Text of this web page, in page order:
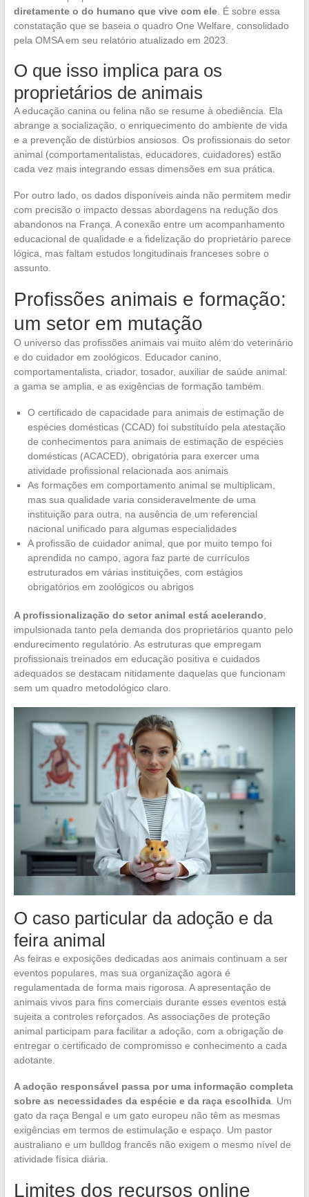
diretamente o do humano que vive com ele. É sobre essa
constatação que se baseia o quadro One Welfare, consolidado
pela OMSA em seu relatório atualizado em 2023.
O que isso implica para os
proprietários de animais
A educação canina ou felina não se resume à obediência. Ela
abrange a socialização, o enriquecimento do ambiente de vida
e a prevenção de distúrbios ansiosos. Os profissionais do setor
animal (comportamentalistas, educadores, cuidadores) estão
cada vez mais integrando essas dimensões em sua prática.
Por outro lado, os dados disponíveis ainda não permitem medir
com precisão o impacto dessas abordagens na redução dos
abandonos na França. A conexão entre um acompanhamento
educacional de qualidade e a fidelização do proprietário parece
lógica, mas faltam estudos longitudinais franceses sobre o
assunto.
Profissões animais e formação:
um setor em mutação
O universo das profissões animais vai muito além do veterinário
e do cuidador em zoológicos. Educador canino,
comportamentalista, criador, tosador, auxiliar de saúde animal:
a gama se amplia, e as exigências de formação também.
O certificado de capacidade para animais de estimação de
espécies domésticas (CCAD) foi substituído pela atestação
de conhecimentos para animais de estimação de espécies
domésticas (ACACED), obrigatória para exercer uma
atividade profissional relacionada aos animais
As formações em comportamento animal se multiplicam,
mas sua qualidade varia consideravelmente de uma
instituição para outra, na ausência de um referencial
nacional unificado para algumas especialidades
A profissão de cuidador animal, que por muito tempo foi
aprendida no campo, agora faz parte de currículos
estruturados em várias instituições, com estágios
obrigatórios em zoológicos ou abrigos
A profissionalização do setor animal está acelerando
impulsionada tanto pela demanda dos proprietários quanto pelo
endurecimento regulatório. As estruturas que empregam
profissionais treinados em educação positiva e cuidados
adequados se destacam nitidamente daquelas que funcionam
sem um quadro metodológico claro.
O caso particular da adoção e da
feira animal
As feiras e exposições dedicadas aos animais continuam a ser
eventos populares, mas sua organização agora é
regulamentada de forma mais rigorosa. A apresentação de
animais vivos para fins comerciais durante esses eventos está
sujeita a controles reforçados. As associações de proteção
animal participam para facilitar a adoção, com a obrigação de
entregar o certificado de compromisso e conhecimento a cada
adotante.
A adoção responsável passa por uma informação completa
sobre as necessidades da espécie e da raça escolhida. Um
gato da raça Bengal e um gato europeu não têm as mesmas
exigências em termos de estimulação e espaço. Um pastor
australiano e um bulldog francês não exigem o mesmo nível de
atividade física diária.
Limites dos recursos online